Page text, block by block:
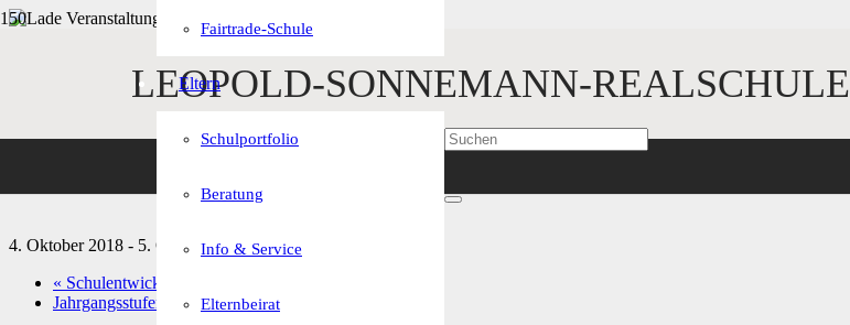
LEOPOLD-SONNEMANN-REALSCHULE
Fairtrade-Schule
Eltern
Schulportfolio
Beratung
Info & Service
Elternbeirat
Diese Veranstaltung hat bereits stattgefunden.
Fototermin Klassenfotos
4. Oktober 2018 - 5. Oktober 2018
« Schulentwicklungstag Uni Würzburg
Jahrgangsstufentest Englisch 7. Klassen